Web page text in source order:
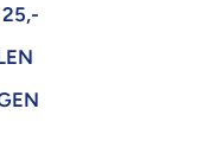
25,-